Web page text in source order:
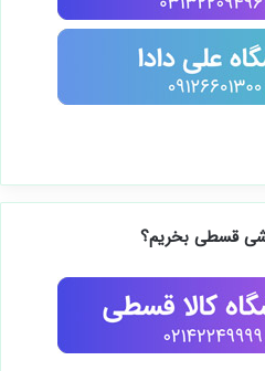
قسطی بخریم؟